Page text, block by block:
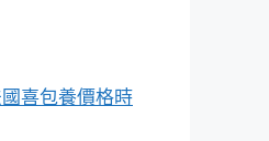
喜包養價格時